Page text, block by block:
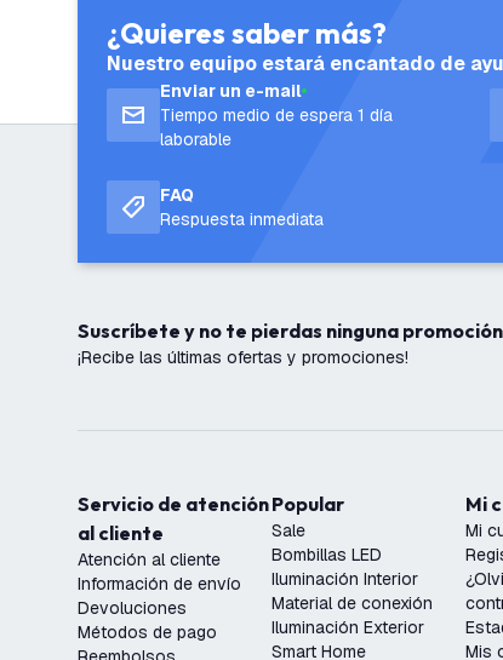
¿Quieres saber más?
Nuestro equipo estará encantado de
Enviar un e-mail
Tiempo medio de espera 1 día
laborable
FAQ
Respuesta inmediata
Suscríbete y no te pierdas ninguna
¡Recibe las últimas ofertas y promociones!
Servicio de atención
al cliente
Atención al cliente
Información de envío
Devoluciones
Métodos de pago
Popular
Sale
Bombillas LED
Iluminación Interior
Material de conexión
Iluminación Exterior
Smart Home
Mi
Mis